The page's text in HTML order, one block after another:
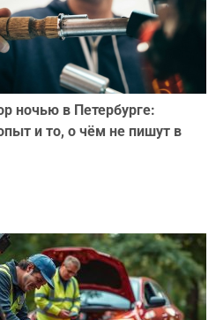
ночью в Петербурге:
и то, о чём не пишут в